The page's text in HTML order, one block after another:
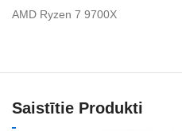
AMD Ryzen 7 9700X
Saistītie Produkti